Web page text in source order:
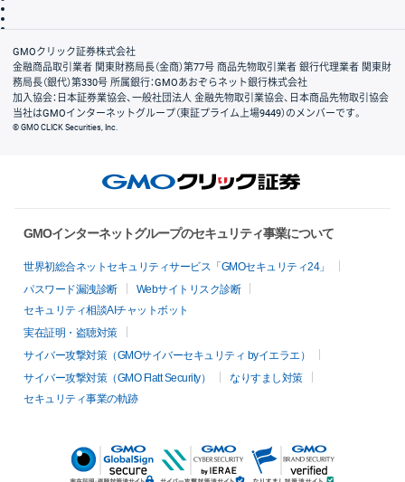
会社案内
GMOクリック証券株式会社
金融商品取引業者 関東財務局長（金商）第77号 商品先物取引業者 銀行代理業者 関東財
務局長（銀代）第330号 所属銀行：GMOあおぞらネット銀行株式会社
加入協会：日本証券業協会、一般社団法人 金融先物取引業協会、日本商品先物取引協会
当社はGMOインターネットグループ（東証プライム上場9449）のメンバーです。
© GMO CLICK Securities, Inc.
GMOインターネットグループのセキュリティ事業について
世界初総合ネットセキュリティサービス「GMOセキュリティ24」
パスワード漏洩診断
Webサイトリスク診断
セキュリティ相談AIチャットボット
実在証明・盗聴対策
サイバー攻撃対策（GMOサイバーセキュリティ byイエラエ）
サイバー攻撃対策（GMO Flatt Security）
なりすまし対策
セキュリティ事業の軌跡